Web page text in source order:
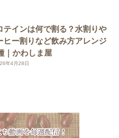
テインは何で割る？水割りや
ヒー割りなど飲み方アレンジ
｜かわしま屋
年4月28日